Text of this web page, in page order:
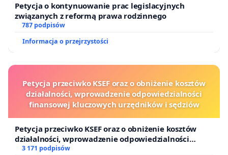
Petycja o kontynuowanie prac legislacyjnych
związanych z reformą prawa rodzinnego
787 podpisów
Informacja o przejrzystości
Petycja przeciwko KSEF oraz o obniżenie kosztów
działalności, wprowadzenie odpowiedzialności
finansowej kluczowych urzędników i sędziów
Petycja przeciwko KSEF oraz o obniżenie kosztów
działalności, wprowadzenie odpowiedzialności
finansowej kluczowych urzędników i sędziów
3 171 podpisów